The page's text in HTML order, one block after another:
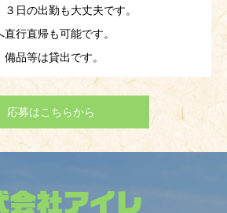
３日の出勤も大丈夫です。
直行直帰も可能です。
備品等は貸出です。
応募はこちらから